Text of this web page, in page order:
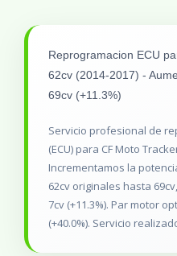
Reprogramacion ECU
62cv (2014-2017) -
69cv (+11.3%)
Servicio profesional de
(ECU) para CF Moto
Incrementamos la
62cv originales hasta
7cv (+11.3%). Par motor
(+40.0%). Servicio